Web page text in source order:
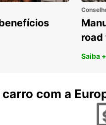
road
Saiba +
com a